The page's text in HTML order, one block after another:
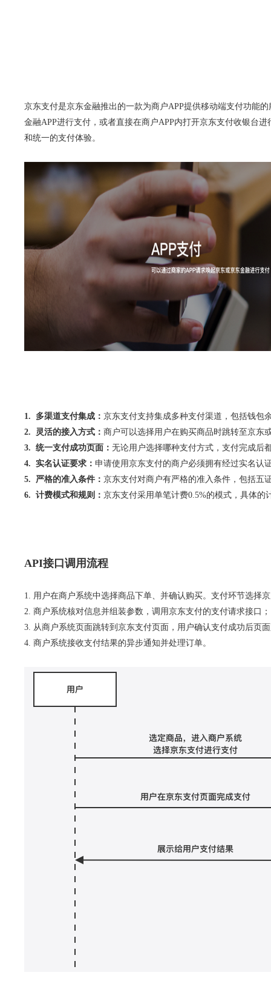
京东支付是京东金融推出的一款为商户APP提供移动端支付功能
金融APP进行支付，或者直接在商户APP内打开京东支付收银台
和统一的支付体验。
1. 多渠道支付集成： 京东支付支持集成多种支付渠道，包括钱包
2. 灵活的接入方式： 商户可以选择用户在购买商品时跳转至京东
3. 统一支付成功页面： 无论用户选择哪种支付方式，支付完成后
4. 实名认证要求： 申请使用京东支付的商户必须拥有经过实名认
5. 严格的准入条件： 京东支付对商户有严格的准入条件，包括五
6. 计费模式和规则： 京东支付采用单笔计费0.5%的模式，具体的
API接口调用流程
1. 用户在商户系统中选择商品下单、并确认购买。支付环节选择
2. 商户系统核对信息并组装参数，调用京东支付的支付请求接口；
3. 从商户系统页面跳转到京东支付页面，用户确认支付成功后页
4. 商户系统接收支付结果的异步通知并处理订单。